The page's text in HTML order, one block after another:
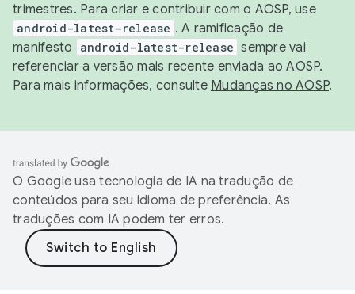
trimestres. Para criar e contribuir com o AOSP, use
android-latest-release . A ramificação de
manifesto
android-latest-release sempre vai
referenciar a versão mais recente enviada ao AOSP.
Para mais informações, consulte Mudanças no AOSP.
O Google usa tecnologia de IA na tradução de
conteúdos para seu idioma de preferência. As
traduções com IA podem ter erros.